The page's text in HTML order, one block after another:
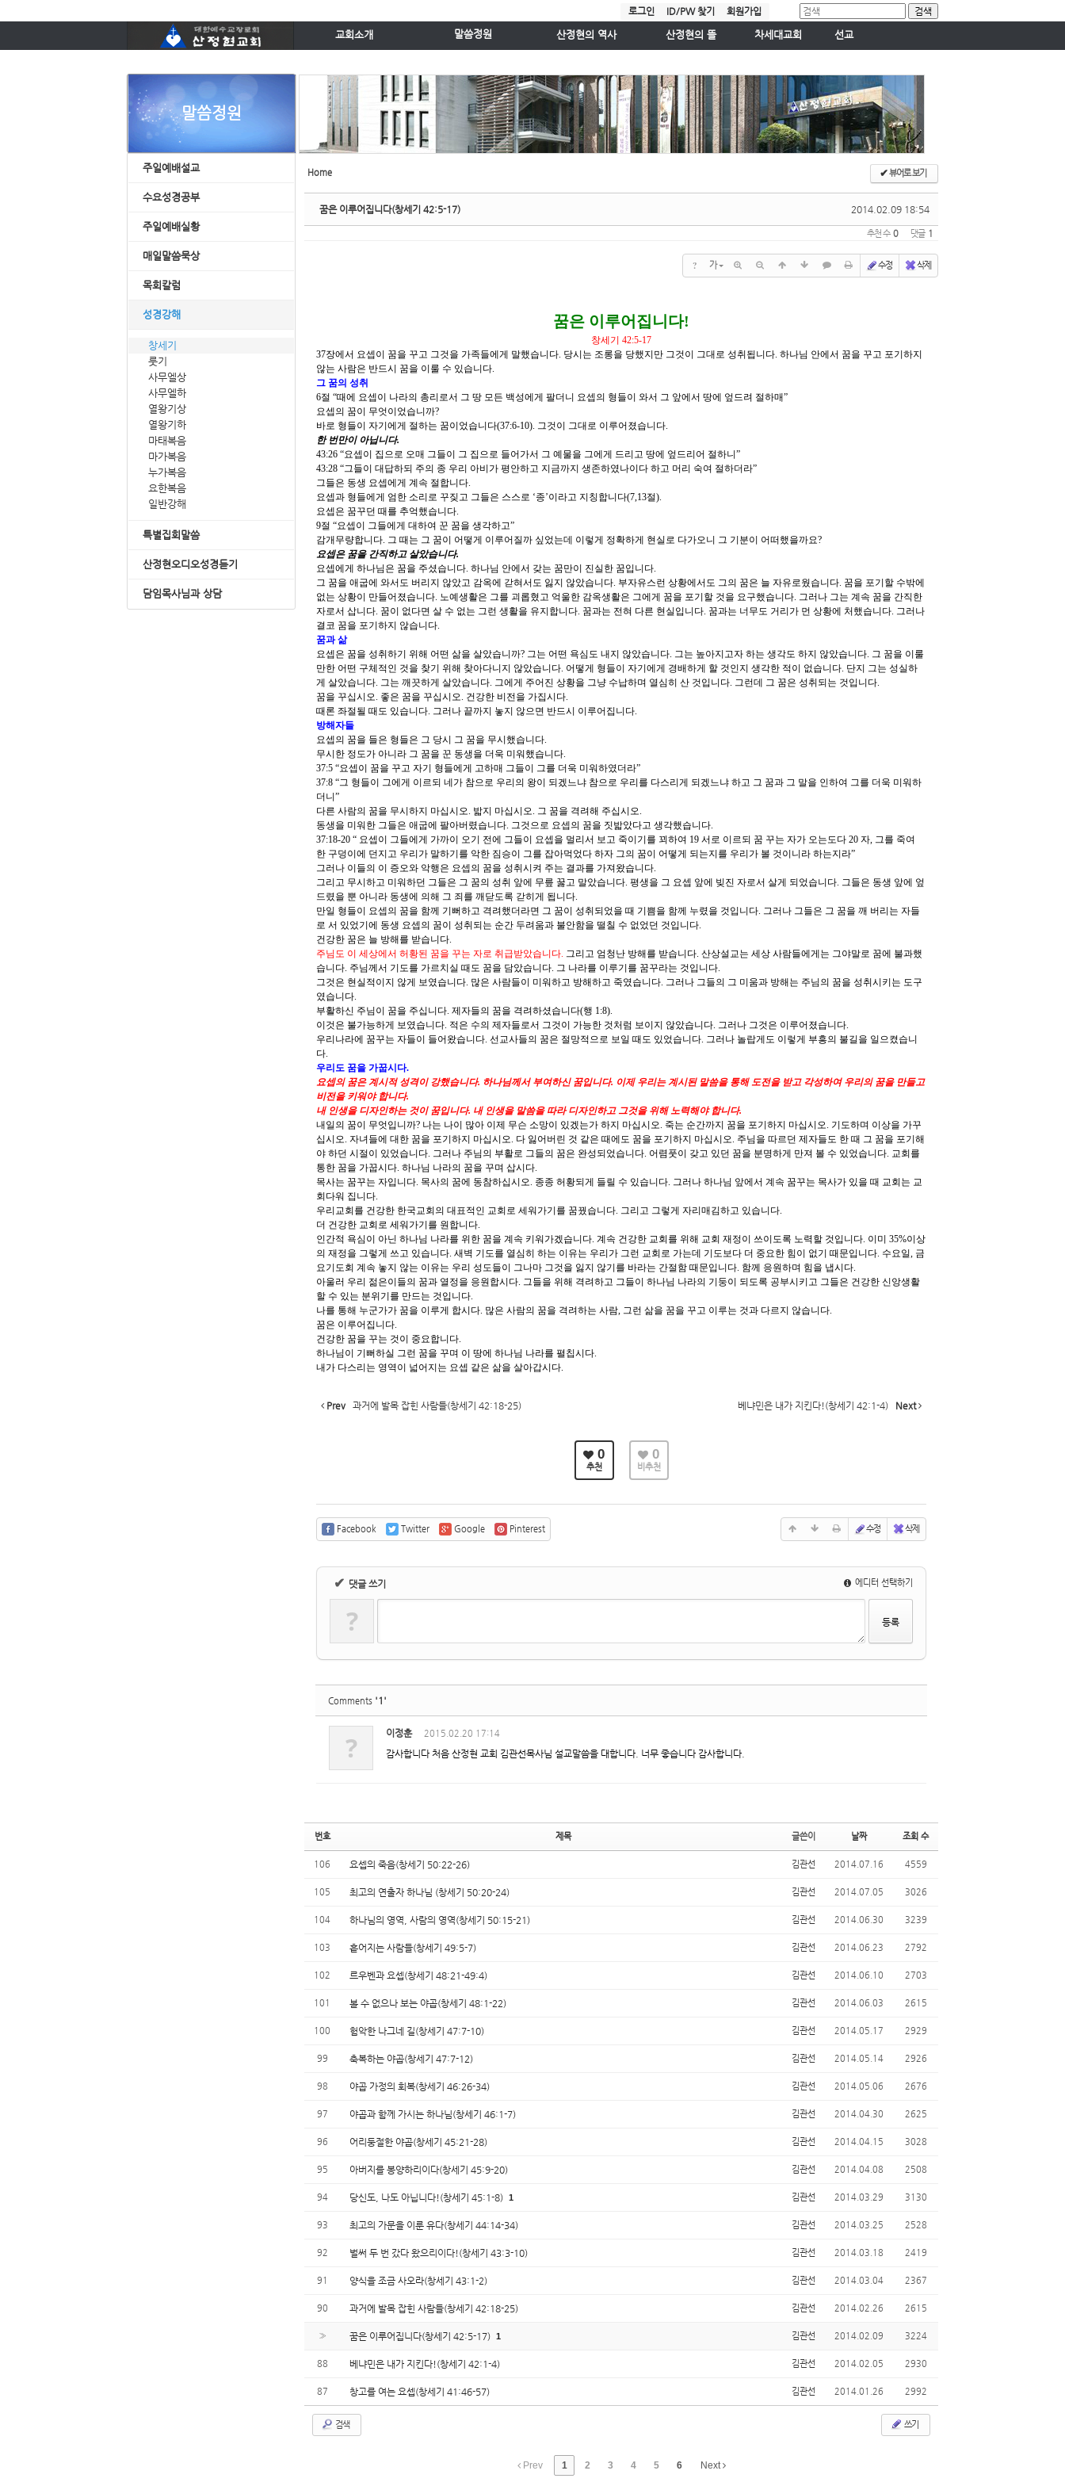
회원가입
ID/PW 찾기
로그인
교회소개
예배시간 안내
섬기는분들
교회시설안내
주보
소그룹과 시스템안내
말씀정원
수요성경공부
주일예배실황
매일말씀묵상
목회칼럼
성경강해
담임목사님과 상담
산정현의 역사
평양 산정현교회
서울 산정현교회
산정현의 뜰
사진게시판
찬양대
사랑마을 목요학교
차세대교회
꿈나무교회
청소년교회
젊은이교회
선교
국외선교
말씀정원
주일예배설교
수요성경공부
주일예배실황
매일말씀묵상
목회칼럼
성경강해
창세기
룻기
사무엘상
사무엘하
열왕기상
열왕기하
마태복음
마가복음
누가복음
요한복음
일반강해
특별집회말씀
산정현오디오성경듣기
담임목사님과 상담
Home ✔뷰어로 보기
2014.02.09 18:54
꿈은 이루어집니다(창세기 42:5-17)
추천 수 0 댓글 1
? 가 수정 삭제
꿈은 이루어집니다!
창세기 42:5-17
37장에서 요셉이 꿈을 꾸고 그것을 가족들에게 말했습니다. 당시는 조롱을 당했지만 그것이 그대로 성취됩니다. 하나님 안에서 꿈을 꾸고 포기하지
않는 사람은 반드시 꿈을 이룰 수 있습니다.
그 꿈의 성취
6절 “때에 요셉이 나라의 총리로서 그 땅 모든 백성에게 팔더니 요셉의 형들이 와서 그 앞에서 땅에 엎드려 절하매”
요셉의 꿈이 무엇이었습니까?
바로 형들이 자기에게 절하는 꿈이었습니다(37:6-10). 그것이 그대로 이루어졌습니다.
한 번만이 아닙니다.
43:26 “요셉이 집으로 오매 그들이 그 집으로 들어가서 그 예물을 그에게 드리고 땅에 엎드리어 절하니 ”
43:28 “그들이 대답하되 주의 종 우리 아비가 평안하고 지금까지 생존하였나이다 하고 머리 숙여 절하더라”
그들은 동생 요셉에게 계속 절합니다.
요셉과 형들에게 엄한 소리로 꾸짖고 그들은 스스로 ‘종’이라고 지칭합니다(7,13절).
요셉은 꿈꾸던 때를 추억했습니다.
9절 “요셉이 그들에게 대하여 꾼 꿈을 생각하고”
감개무량합니다. 그 때는 그 꿈이 어떻게 이루어질까 싶었는데 이렇게 정확하게 현실로 다가오니 그 기분이 어떠했을까요?
요셉은 꿈을 간직하고 살았습니다.
요셉에게 하나님은 꿈을 주셨습니다. 하나님 안에서 갖는 꿈만이 진실한 꿈입니다.
그 꿈을 애굽에 와서도 버리지 않았고 감옥에 갇혀서도 잃지 않았습니다. 부자유스런 상황에서도 그의 꿈은 늘 자유로웠습니다. 꿈을 포기할 수밖에
없는 상황이 만들어졌습니다. 노예생활은 그를 괴롭혔고 억울한 감옥생활은 그에게 꿈을 포기할 것을 요구했습니다. 그러나 그는 계속 꿈을 간직한
자로서 삽니다. 꿈이 없다면 살 수 없는 그런 생활을 유지합니다. 꿈과는 전혀 다른 현실입니다. 꿈과는 너무도 거리가 먼 상황에 처했습니다. 그러나
결코 꿈을 포기하지 않습니다.
꿈과 삶
요셉은 꿈을 성취하기 위해 어떤 삶을 살았습니까? 그는 어떤 욕심도 내지 않았습니다. 그는 높아지고자 하는 생각도 하지 않았습니다. 그 꿈을 이룰
만한 어떤 구체적인 것을 찾기 위해 찾아다니지 않았습니다. 어떻게 형들이 자기에게 경배하게 할 것인지 생각한 적이 없습니다. 단지 그는 성실하
게 살았습니다. 그는 깨끗하게 살았습니다. 그에게 주어진 상황을 그냥 수납하며 열심히 산 것입니다. 그런데 그 꿈은 성취되는 것입니다.
꿈을 꾸십시오. 좋은 꿈을 꾸십시오. 건강한 비전을 가집시다.
때론 좌절될 때도 있습니다. 그러나 끝까지 놓지 않으면 반드시 이루어집니다.
방해자들
요셉의 꿈을 들은 형들은 그 당시 그 꿈을 무시했습니다.
무시한 정도가 아니라 그 꿈을 꾼 동생을 더욱 미워했습니다.
37:5 “요셉이 꿈을 꾸고 자기 형들에게 고하매 그들이 그를 더욱 미워하였더라”
37:8 “그 형들이 그에게 이르되 네가 참으로 우리의 왕이 되겠느냐 참으로 우리를 다스리게 되겠느냐 하고 그 꿈과 그 말을 인하여 그를 더욱 미워하
더니 ”
다른 사람의 꿈을 무시하지 마십시오. 밟지 마십시오. 그 꿈을 격려해 주십시오.
동생을 미워한 그들은 애굽에 팔아버렸습니다. 그것으로 요셉의 꿈을 짓밟았다고 생각했습니다.
37:18-20 “ 요셉이 그들에게 가까이 오기 전에 그들이 요셉을 멀리서 보고 죽이기를 꾀하여 19 서로 이르되 꿈 꾸는 자가 오는도다 20 자, 그를 죽여
한 구덩이에 던지고 우리가 말하기를 악한 짐승이 그를 잡아먹었다 하자 그의 꿈이 어떻게 되는지를 우리가 볼 것이니라 하는지라”
그러나 이들의 이 증오와 악행은 요셉의 꿈을 성취시켜 주는 결과를 가져왔습니다.
그리고 무시하고 미워하던 그들은 그 꿈의 성취 앞에 무릎 꿇고 말았습니다. 평생을 그 요셉 앞에 빚진 자로서 살게 되었습니다. 그들은 동생 앞에 엎
드렸을 뿐 아니라 동생에 의해 그 죄를 깨닫도록 갇히게 됩니다.
만일 형들이 요셉의 꿈을 함께 기뻐하고 격려했더라면 그 꿈이 성취되었을 때 기쁨을 함께 누렸을 것입니다. 그러나 그들은 그 꿈을 깨 버리는 자들
로 서 있었기에 동생 요셉의 꿈이 성취되는 순간 두려움과 불안함을 떨칠 수 없었던 것입니다.
건강한 꿈은 늘 방해를 받습니다.
주님도 이 세상에서 허황된 꿈을 꾸는 자로 취급받았습니다. 그리고 엄청난 방해를 받습니다. 산상설교는 세상 사람들에게는 그야말로 꿈에 불과했
습니다. 주님께서 기도를 가르치실 때도 꿈을 담았습니다. 그 나라를 이루기를 꿈꾸라는 것입니다.
그것은 현실적이지 않게 보였습니다. 많은 사람들이 미워하고 방해하고 죽였습니다. 그러나 그들의 그 미움과 방해는 주님의 꿈을 성취시키는 도구
였습니다.
부활하신 주님이 꿈을 주십니다. 제자들의 꿈을 격려하셨습니다(행 1:8).
이것은 불가능하게 보였습니다. 적은 수의 제자들로서 그것이 가능한 것처럼 보이지 않았습니다. 그러나 그것은 이루어졌습니다.
우리나라에 꿈꾸는 자들이 들어왔습니다. 선교사들의 꿈은 절망적으로 보일 때도 있었습니다. 그러나 놀랍게도 이렇게 부흥의 불길을 일으켰습니
다.
우리도 꿈을 가꿉시다.
요셉의 꿈은 계시적 성격이 강했습니다. 하나님께서 부여하신 꿈입니다. 이제 우리는 계시된 말씀을 통해 도전을 받고 각성하여 우리의 꿈을 만들고
비전을 키워야 합니다.
내 인생을 디자인하는 것이 꿈입니다. 내 인생을 말씀을 따라 디자인하고 그것을 위해 노력해야 합니다.
내일의 꿈이 무엇입니까? 나는 나이 많아 이제 무슨 소망이 있겠는가 하지 마십시오. 죽는 순간까지 꿈을 포기하지 마십시오. 기도하며 이상을 가꾸
십시오. 자녀들에 대한 꿈을 포기하지 마십시오. 다 잃어버린 것 같은 때에도 꿈을 포기하지 마십시오. 주님을 따르던 제자들도 한 때 그 꿈을 포기해
야 하던 시절이 있었습니다. 그러나 주님의 부활로 그들의 꿈은 완성되었습니다. 어렴풋이 갖고 있던 꿈을 분명하게 만져 볼 수 있었습니다. 교회를
통한 꿈을 가꿉시다. 하나님 나라의 꿈을 꾸며 삽시다.
목사는 꿈꾸는 자입니다. 목사의 꿈에 동참하십시오. 종종 허황되게 들릴 수 있습니다. 그러나 하나님 앞에서 계속 꿈꾸는 목사가 있을 때 교회는 교
회다워 집니다.
우리교회를 건강한 한국교회의 대표적인 교회로 세워가기를 꿈꿨습니다. 그리고 그렇게 자리매김하고 있습니다.
더 건강한 교회로 세워가기를 원합니다.
인간적 욕심이 아닌 하나님 나라를 위한 꿈을 계속 키워가겠습니다. 계속 건강한 교회를 위해 교회 재정이 쓰이도록 노력할 것입니다. 이미 35%이상
의 재정을 그렇게 쓰고 있습니다. 새벽 기도를 열심히 하는 이유는 우리가 그런 교회로 가는데 기도보다 더 중요한 힘이 없기 때문입니다. 수요일, 금
요기도회 계속 놓지 않는 이유는 우리 성도들이 그나마 그것을 잃지 않기를 바라는 간절함 때문입니다. 함께 응원하며 힘을 냅시다.
아울러 우리 젊은이들의 꿈과 열정을 응원합시다. 그들을 위해 격려하고 그들이 하나님 나라의 기둥이 되도록 공부시키고 그들은 건강한 신앙생활
할 수 있는 분위기를 만드는 것입니다.
나를 통해 누군가가 꿈을 이루게 합시다. 많은 사람의 꿈을 격려하는 사람, 그런 삶을 꿈을 꾸고 이루는 것과 다르지 않습니다.
꿈은 이루어집니다.
건강한 꿈을 꾸는 것이 중요합니다.
하나님이 기뻐하실 그런 꿈을 꾸며 이 땅에 하나님 나라를 펼칩시다.
내가 다스리는 영역이 넓어지는 요셉 같은 삶을 살아갑시다.
Prev 과거에 발목 잡힌 사람들(창세기 42:18-25) 베냐민은 내가 지킨다!(창세기 42:1-4) Next
0
추천
0
비추천
Facebook Twitter Google Pinterest 수정 삭제
✔ 댓글 쓰기 에디터 선택하기
?
Comments '1'
? 이정훈 2015.02.20 17:14
감사합니다 처음 산정현 교회 김관선목사님 설교말씀을 대합니다. 너무 좋습니다 감사합니다.
번호 제목 글쓴이 날짜 조회 수
106 요셉의 죽음(창세기 50:22-26) 김관선 2014.07.16 4559
105 최고의 연출자 하나님 (창세기 50:20-24) 김관선 2014.07.05 3026
104 하나님의 영역, 사람의 영역(창세기 50:15-21) 김관선 2014.06.30 3239
103 흩어지는 사람들(창세기 49:5-7) 김관선 2014.06.23 2792
102 르우벤과 요셉(창세기 48:21-49:4) 김관선 2014.06.10 2703
101 볼 수 없으나 보는 야곱(창세기 48:1-22) 김관선 2014.06.03 2615
100 험악한 나그네 길(창세기 47:7-10) 김관선 2014.05.17 2929
99 축복하는 야곱(창세기 47:7-12) 김관선 2014.05.14 2926
98 야곱 가정의 회복(창세기 46:26-34) 김관선 2014.05.06 2676
97 야곱과 함께 가시는 하나님(창세기 46:1-7) 김관선 2014.04.30 2625
96 어리둥절한 야곱(창세기 45:21-28) 김관선 2014.04.15 3028
95 아버지를 봉양하리이다(창세기 45:9-20) 김관선 2014.04.08 2508
94 당신도, 나도 아닙니다!(창세기 45:1-8) 1 김관선 2014.03.29 3130
93 최고의 가문을 이룬 유다(창세기 44:14-34) 김관선 2014.03.25 2528
92 벌써 두 번 갔다 왔으리이다!(창세기 43:3-10) 김관선 2014.03.18 2419
91 양식을 조금 사오라(창세기 43:1-2) 김관선 2014.03.04 2367
90 과거에 발목 잡힌 사람들(창세기 42:18-25) 김관선 2014.02.26 2615
» 꿈은 이루어집니다(창세기 42:5-17) 1 김관선 2014.02.09 3224
88 베냐민은 내가 지킨다!(창세기 42:1-4) 김관선 2014.02.05 2930
87 창고를 여는 요셉(창세기 41:46-57) 김관선 2014.01.26 2992
검색 쓰기
Prev 1 2 3 4 5 6 Next
Sketchbook5, 스케치북5
Sketchbook5, 스케치북5
Sketchbook5, 스케치북5
Sketchbook5, 스케치북5